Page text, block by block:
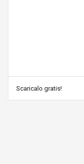
Scaricalo gratis!